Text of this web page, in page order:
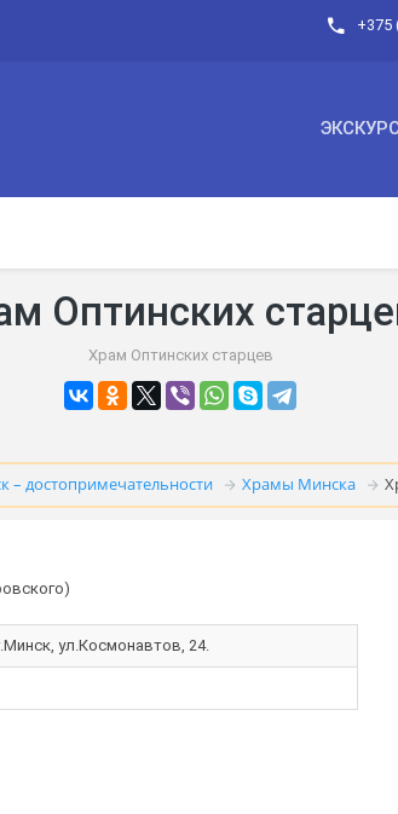
+375
Оптинских
Храм Оптинских старцев
– достопримечательности Храмы Минска
ул.Космонавтов, 24.